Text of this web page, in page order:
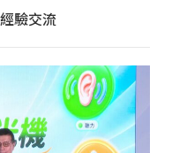
驗交流